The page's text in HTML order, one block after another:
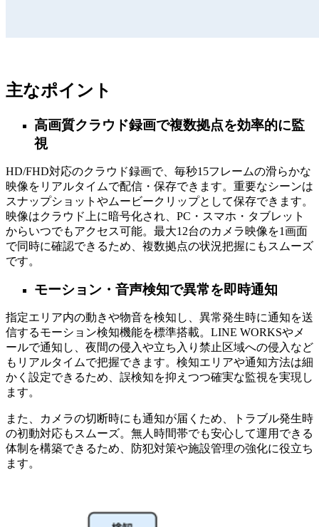
主なポイント
高画質クラウド録画で複数拠点を効率的に監
視
HD/FHD対応のクラウド録画で、毎秒15フレームの滑らかな
映像をリアルタイムで配信・保存できます。重要なシーンは
スナップショットやムービークリップとして保存できます。
映像はクラウド上に暗号化され、PC・スマホ・タブレット
からいつでもアクセス可能。最大12台のカメラ映像を1画面
で同時に確認できるため、複数拠点の状況把握にもスムーズ
です。
モーション・音声検知で異常を即時通知
指定エリア内の動きや物音を検知し、異常発生時に通知を送
信するモーション検知機能を標準搭載。LINE WORKSやメ
ールで通知し、夜間の侵入や立ち入り禁止区域への侵入など
もリアルタイムで把握できます。検知エリアや通知方法は細
かく設定できるため、誤検知を抑えつつ確実な監視を実現し
ます。
また、カメラの切断時にも通知が届くため、トラブル発生時
の初動対応もスムーズ。無人時間帯でも安心して運用できる
体制を構築できるため、防犯対策や施設管理の強化に役立ち
ます。